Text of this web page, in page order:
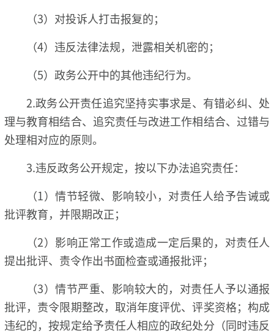
（3）对投诉人打击报复的；
（4）违反法律法规，泄露相关机密的；
（5）政务公开中的其他违纪行为。
2.政务公开责任追究坚持实事求是、有错必纠、处
理与教育相结合、追究责任与改进工作相结合、过错与
处理相对应的原则。
3.违反政务公开规定，按以下办法追究责任：
（1）情节轻微、影响较小，对责任人给予告诫或
批评教育，并限期改正；
（2）影响正常工作或造成一定后果的，对责任人
提出批评、责令作出书面检查或通报批评；
（3）情节严重、影响较大的，对责任人予以通报
批评，责令限期整改，取消年度评优、评奖资格；构成
违纪的，按规定给予责任人相应的政纪处分（同时违反